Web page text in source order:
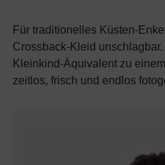
Für traditionelles Küsten-
Crossback-Kleid
Kleinkind-Äquivalent zu
zeitlos, frisch und endlos